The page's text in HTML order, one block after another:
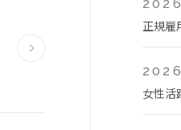
正規雇
女性活